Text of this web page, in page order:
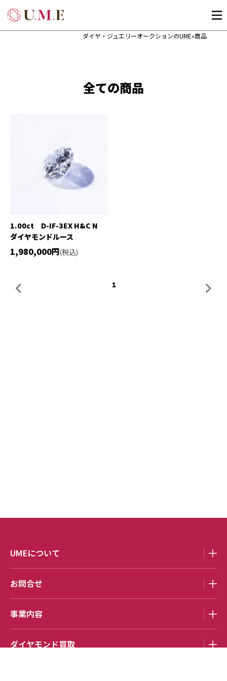
ダイヤ・ジュエリーオークションのUME»商品
全ての商品
1.00ct D-IF-3EX H&C N
ダイヤモンドルース
1,980,000円(税込)
1
UMEについて
お問合せ
事業内容
ダイヤモンド買取